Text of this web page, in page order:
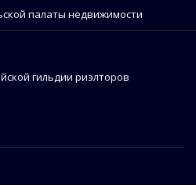
палаты недвижимости
гильдии риэлторов